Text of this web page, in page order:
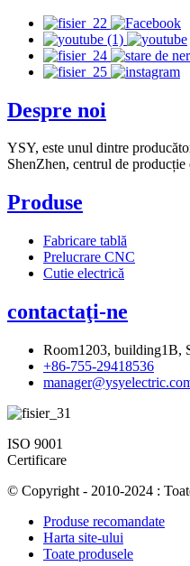
Despre noi
YSY, este unul dintre
ShenZhen, centrul de
Produse
Fabricare tablă
Prelucrare CNC
Cutie electrică
contactaţi-ne
Room1203, building1B,
+86-755-29418536
ISO 9001
Certificare
© Copyright - 2010-2024 :
Produse recomandate
Harta site-ului
Toate produsele